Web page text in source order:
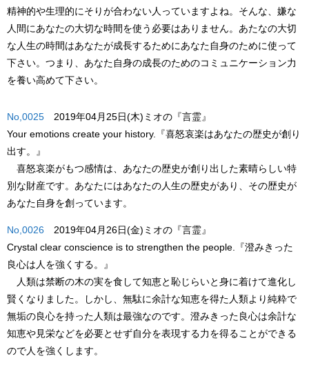
精神的や生理的にそりが合わない人っていますよね。そんな、嫌な
人間にあなたの大切な時間を使う必要はありません。あたなの大切
な人生の時間はあなたが成長するためにあなた自身のために使って
下さい。つまり、あなた自身の成長のためのコミュニケーション力
を養い高めて下さい。
No,0025 2019年04月25日(木)ミオの『言霊』
Your emotions create your history.
『喜怒哀楽はあなたの歴史が創り
出す。』
喜怒哀楽がもつ感情は、あなたの歴史が創り出した素晴らしい特
別な財産です。あなたにはあなたの人生の歴史があり、その歴史が
あなた自身を創っています。
No,0026 2019年04月26日(金)ミオの『言霊』
Crystal clear conscience is to strengthen the people.
『澄みきった
良心は人を強くする。』
人類は禁断の木の実を食して知恵と恥じらいと身に着けて進化し
賢くなりました。しかし、無駄に余計な知恵を得た人類より純粋で
無垢の良心を持った人類は最強なのです。澄みきった良心は余計な
知恵や見栄などを必要とせず自分を表現する力を得ることができる
ので人を強くします。